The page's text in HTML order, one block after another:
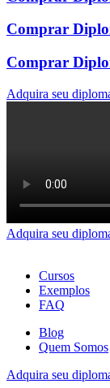
Comprar
Comprar
Adquira seu
Adquira seu
Cursos
Exemplos
FAQ
Blog
Quem Somos
Adquira seu